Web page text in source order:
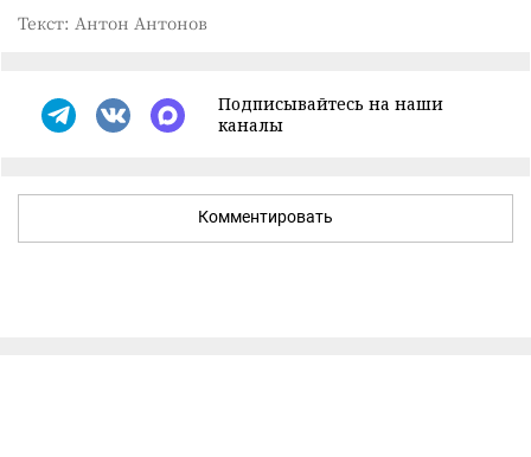
Текст: Антон Антонов
Подписывайтесь на наши
каналы
Комментировать